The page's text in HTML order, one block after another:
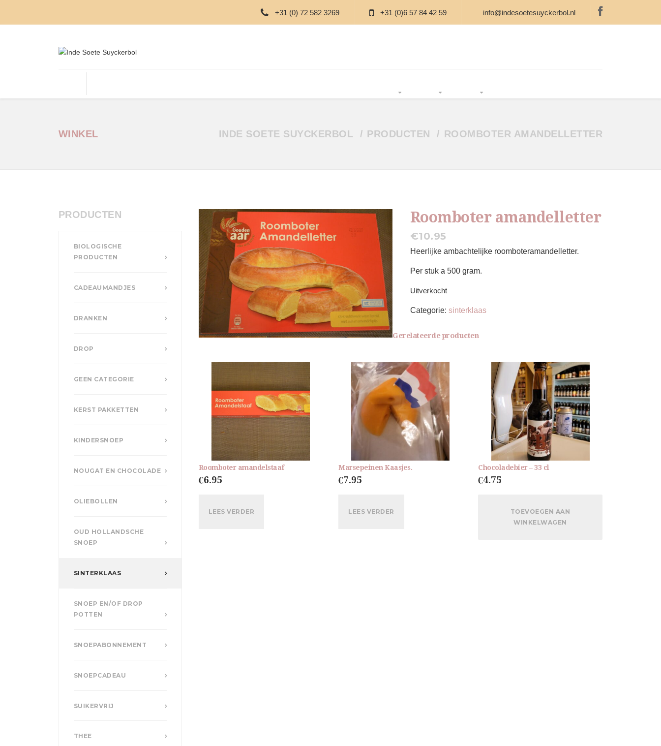
+31 (0) 72 582 3269 +31 (0)6 57 84 42 59 info@indesoetesuyckerbol.nl
WINKEL INDE SOETE SUYCKERBOL PRODUCTEN ROOMBOTER AMANDELLETTER
Roomboter amandelletter
€10.95
Heerlijke ambachtelijke roomboteramandelletter.
Per stuk a 500 gram.
Uitverkocht
Categorie: sinterklaas
Gerelateerde producten
Roomboter amandelstaaf
€6.95
LEES VERDER
Marsepeinen Kaasjes.
€7.95
LEES VERDER
Chocoladebier – 33 cl
€4.75
TOEVOEGEN AAN
WINKELWAGEN
PRODUCTEN
BIOLOGISCHE
PRODUCTEN
CADEAUMANDJES
DRANKEN
DROP
GEEN CATEGORIE
KERST PAKKETTEN
KINDERSNOEP
NOUGAT EN CHOCOLADE
OLIEBOLLEN
OUD HOLLANDSCHE
SNOEP
SINTERKLAAS
SNOEP EN/OF DROP
POTTEN
SNOEPABONNEMENT
SNOEPCADEAU
SUIKERVRIJ
THEE